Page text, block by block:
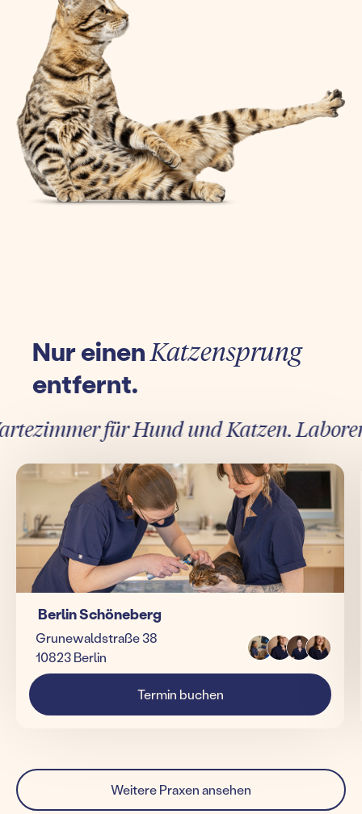
Nur einenKatzensprung
entfernt.
für Hund und Katzen.
Berlin Schöneberg
Grunewaldstraße 38
10823 Berlin
Termin buchen
Weitere Praxen ansehen